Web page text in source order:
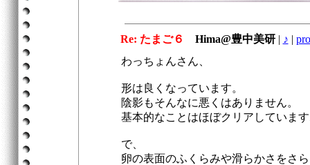
Re: たまご６ Hima@豊中美研 | ♪ |
わっちょんさん、
形は良くなっています。
陰影もそんなに悪くはありません。
基本的なことはほぼクリアしていま
で、
卵の表面のふくらみや滑らかさをさ